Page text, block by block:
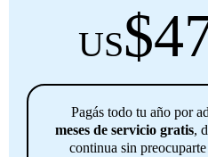
US$
Pagás todo tu año por
meses de servicio gratis,
continua sin